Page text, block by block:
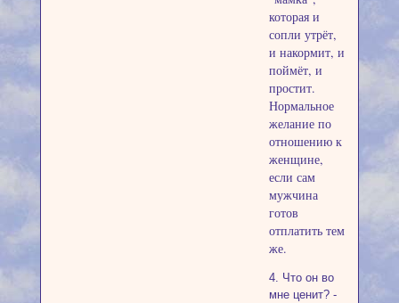
которая и
сопли утрёт,
и накормит, и
поймёт, и
простит.
Нормальное
желание по
отношению к
женщине,
если сам
мужчина
готов
отплатить тем
же.
4. Что он во
мне ценит? -